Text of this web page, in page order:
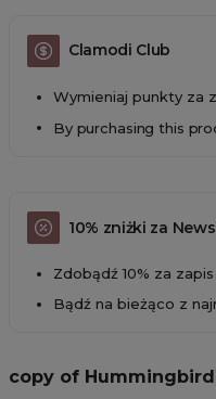
Clamodi Club
Wymieniaj punkty za
By purchasing this
10% zniżki za
Zdobądź 10% za
Bądź na bieżąco z
copy of